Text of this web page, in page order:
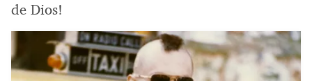
de Dios!